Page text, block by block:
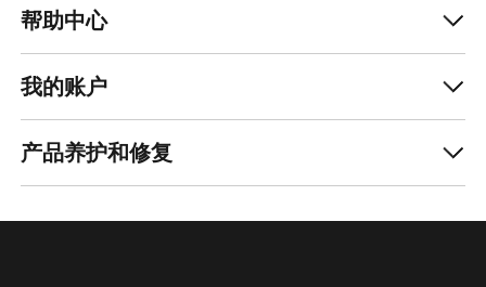
帮助中心
我的账户
产品养护和修复